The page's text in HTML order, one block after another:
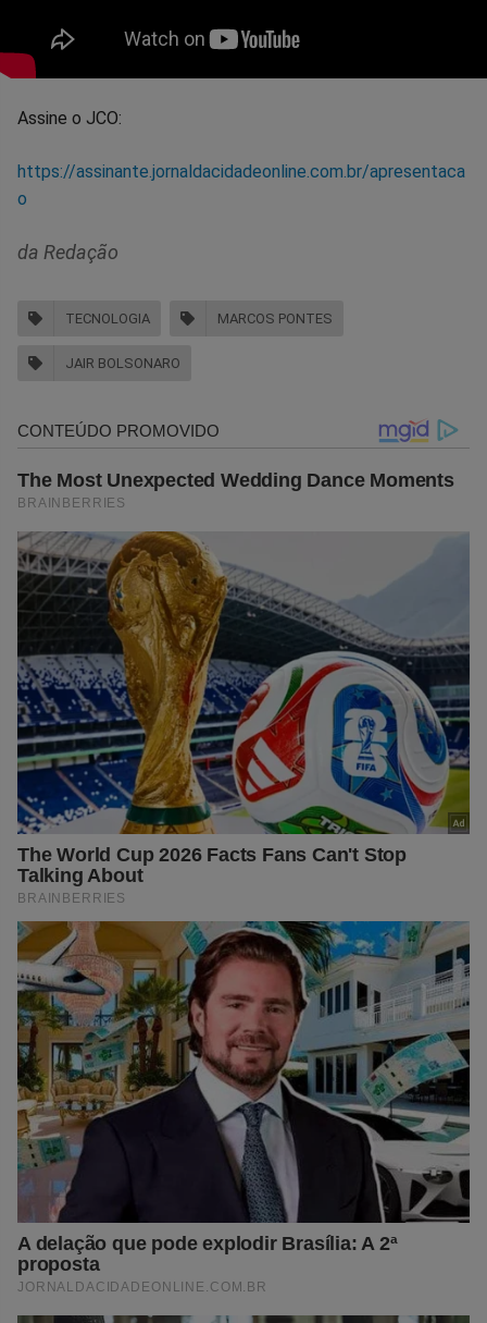
Assine o JCO:
https://assinante.jornaldacidadeonline.com.br/apresentaca
o
da Redação
TECNOLOGIA MARCOS PONTES
JAIR BOLSONARO